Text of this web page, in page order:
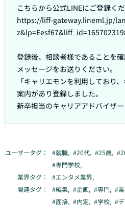
こちらから公式LINEにご登録くだ
https://liff-gateway.lineml.jp/
登録後、相談者様であることを
メッセージをお送りください。
「キャリエモンを利用しており
案内があり登録しました。
新卒担当のキャリアアドバイザー
ユーザータグ： #就職, #20代, #25歳, #
#専門学校,
業界タグ：
#エンタメ業界,
関連タグ：
#編集, #企画, #専門, #
#面接, #内定, #学校, #